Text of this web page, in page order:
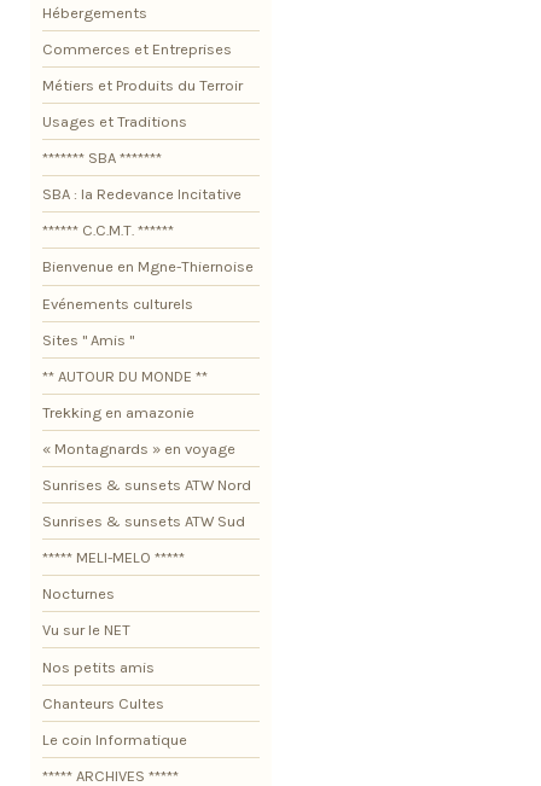
Hébergements
Commerces et Entreprises
Métiers et Produits du Terroir
Usages et Traditions
******* SBA *******
SBA : la Redevance Incitative
****** C.C.M.T. ******
Bienvenue en Mgne-Thiernoise
Evénements culturels
Sites " Amis "
** AUTOUR DU MONDE **
Trekking en amazonie
« Montagnards » en voyage
Sunrises & sunsets ATW Nord
Sunrises & sunsets ATW Sud
***** MELI-MELO *****
Nocturnes
Vu sur le NET
Nos petits amis
Chanteurs Cultes
Le coin Informatique
***** ARCHIVES *****